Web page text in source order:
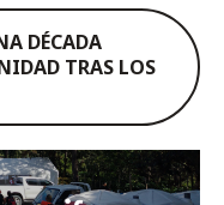
DÉCADA
TRAS LOS